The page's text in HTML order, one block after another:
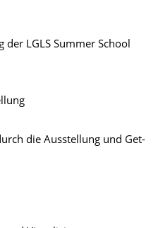
Summer School
die Ausstellung und Get-